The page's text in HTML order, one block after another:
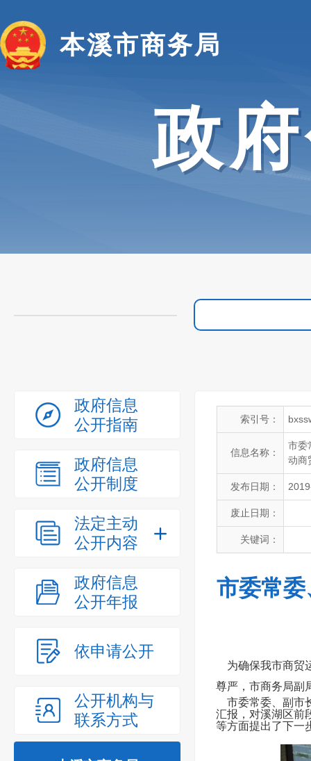
本溪市商务局
政
政府信息
公开指南
政府信息
公开制度
法定主动
公开内容
政府信息
公开年报
依申请公开
公开机构与
联系方式
索引号：
信息名称：
市委
动商
发布日期：
废止日期：
关键词：
市委常
为确保我市商贸
尊严，市商务局副
市委常委、副市
汇报，对溪湖区前
等方面提出了下一